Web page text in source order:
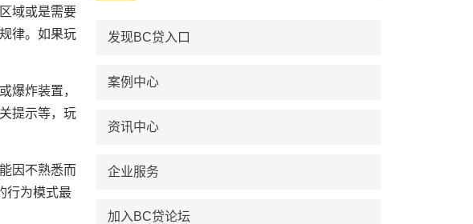
域或是需要
律。如果玩
爆炸装置，
提示等，玩
因不熟悉而
行为模式最
发现BC贷入口
案例中心
资讯中心
企业服务
加入BC贷论坛